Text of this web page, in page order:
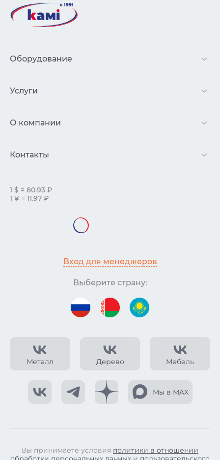
Металл Дерево Мебель
Мы в MAX
Оборудование
Услуги
О компании
Контакты
1 $ = 80.93 ₽
1 ¥ = 11.97 ₽
Вход для менеджеров
Выберите страну:
Вы принимаете условия политики в отношении